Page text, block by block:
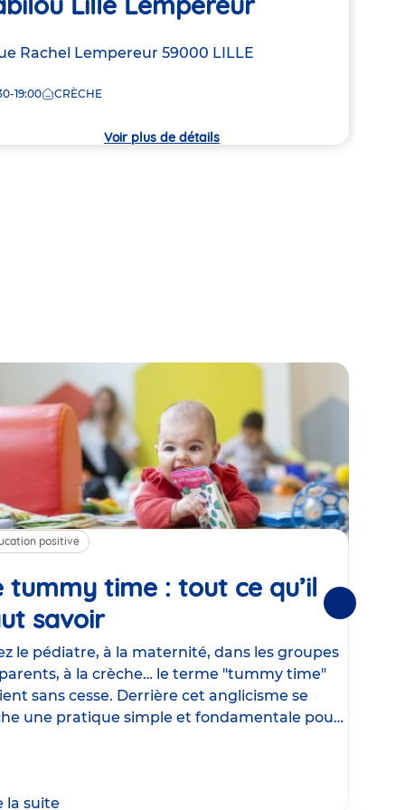
Rachel Lempereur 59000 LILLE
19:00 CRÈCHE
Voir plus de détails
positive
tummy time : tout ce qu’il
savoirArticle
le pédiatre, à la maternité, dans les groupes
à la crèche… le terme "tummy time"
sans cesse. Derrière cet anglicisme se
une pratique simple et fondamentale pour
la suite
Suivantes